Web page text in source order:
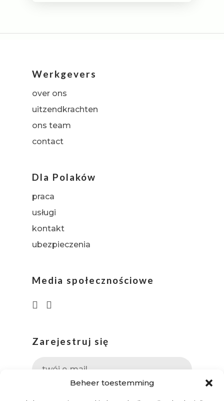
Beheer toestemming
Werkgevers
over ons
uitzendkrachten
ons team
contact
Dla Polaków
praca
usługi
kontakt
ubezpieczenia
Media społecznościowe
Zarejestruj się